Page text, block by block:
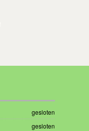
gesloten
gesloten